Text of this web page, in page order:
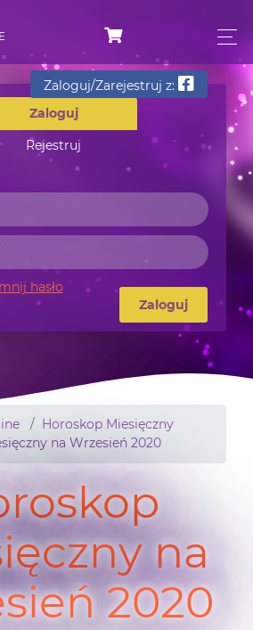
Zaloguj
Rejestruj
Zaloguj/Zarejestruj z:
hasło
Zaloguj
Horoskop Miesięczny
na Wrzesień 2020
na
2020